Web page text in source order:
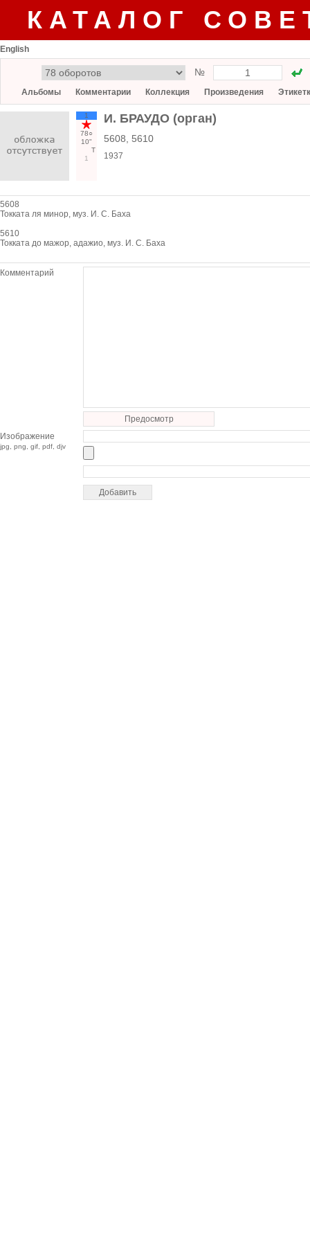
КАТАЛОГ
English
№
Альбомы Комментарии Коллекция Произведения
1
78○
10"
Т
1
И. БРАУДО (орган)
5608, 5610
1937
5608
Токката ля минор, муз. И. С. Баха
5610
Токката до мажор, адажио, муз. И. С. Баха
Комментарий
Предосмотр
Изображение
jpg, png, gif, pdf, djv